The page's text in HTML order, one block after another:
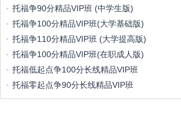
托福争90分精品VIP班 (中学生版)
托福争100分精品VIP班(大学基础版)
托福争110分精品VIP班 (大学提高版)
托福争100分精品VIP班(在职成人版)
托福低起点争100分长线精品VIP班
托福零起点争90分长线精品VIP班